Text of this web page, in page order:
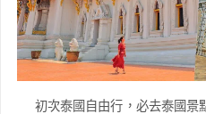
初次泰國自由行，必去泰國景